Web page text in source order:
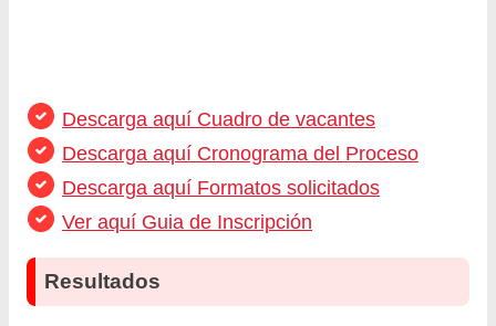
Descarga aquí Cuadro de vacantes
Descarga aquí Cronograma del Proceso
Descarga aquí Formatos solicitados
Ver aquí Guia de Inscripción
Resultados